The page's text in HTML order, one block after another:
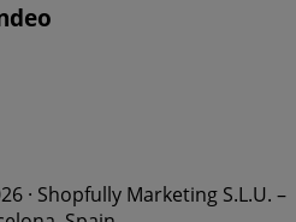
· Shopfully Marketing S.L.U. –